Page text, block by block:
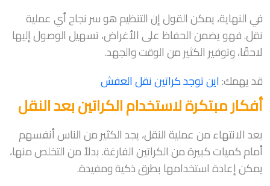
في النهاية، يمكن القول إن التنظيم هو سر نجاح أي عملية
نقل. فهو يضمن الحفاظ على الأغراض، تسهيل الوصول إليها
لاحقًا، وتوفير الكثير من الوقت والجهد.
قد يهمك:اين توجد كراتين نقل العفش
أفكار مبتكرة لاستخدام الكراتين بعد النقل
بعد الانتهاء من عملية النقل، يجد الكثير من الناس أنفسهم
أمام كميات كبيرة من الكراتين الفارغة. بدلاً من التخلص منها،
يمكن إعادة استخدامها بطرق ذكية ومفيدة.